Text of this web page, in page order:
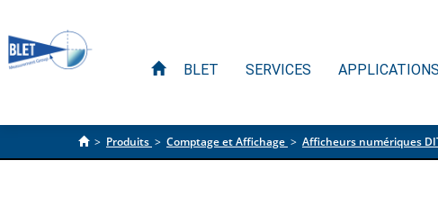
BLET SERVICES APPLICATIONS
> Produits > Comptage et Affichage > Afficheurs numériques